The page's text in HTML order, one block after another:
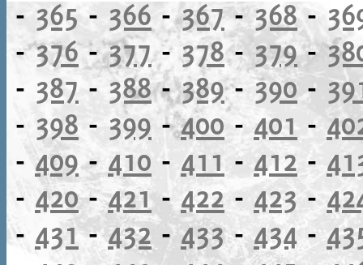
-365-366-367-368-
-376-377-378-379-
- 387 - 388-389- 390-
- 398- 399 -400-401 -
-409-410 - 411 - 412 -
- 420-421-422- 423 -
- 431-432-433-434-